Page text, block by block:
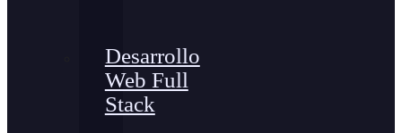
Desarrollo
Web Full
Stack